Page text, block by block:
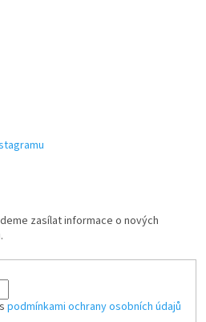
zasílat informace o nových
podmínkami ochrany osobních údajů